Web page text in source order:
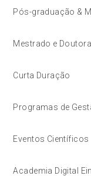
Pós-graduação &
Mestrado e
Curta Duração
Programas de
Eventos Científicos
Academia Digital